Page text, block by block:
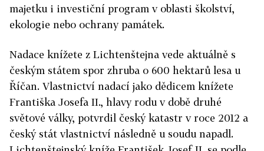
majetku i investiční program v oblasti školství,
ekologie nebo ochrany památek.
Nadace knížete z Lichtenštejna vede aktuálně s
českým státem spor zhruba o 600 hektarů lesa u
Říčan. Vlastnictví nadací jako dědicem knížete
Františka Josefa II., hlavy rodu v době druhé
světové války, potvrdil český katastr v roce 2012 a
český stát vlastnictví následně u soudu napadl.